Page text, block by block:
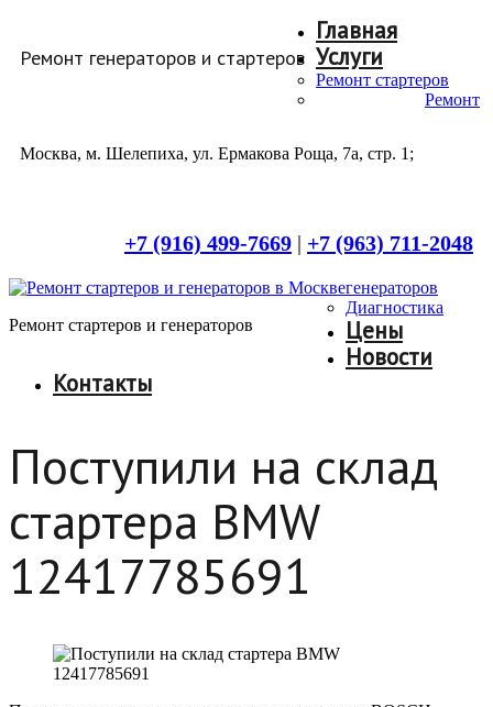
Ремонт генераторов и стартеров
Москва, м. Шелепиха, ул. Ермакова Роща, 7а, стр. 1;
+7 (916) 499-7669 | +7 (963) 711-2048
Ремонт стартеров и генераторов
Главная
Услуги
Ремонт стартеров
Ремонт
генераторов
Диагностика
Цены
Новости
Контакты
Поступили на склад
стартера BMW
12417785691